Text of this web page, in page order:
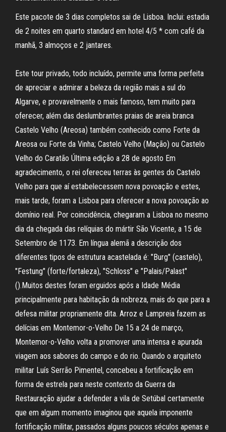
Este pacote de 3 dias completos sai de Lisboa. Inclui: estadia
de 2 noites em quarto standard em hotel 4/5 * com café da
manhã, 3 almoços e 2 jantares.
Este tour privado, todo incluído, permite uma forma perfeita
de apreciar e admirar a beleza da região mais a sul do
Algarve, e provavelmente o mais famoso, tem muito para
oferecer, além das deslumbrantes praias de areia branca
Castelo Velho (Areosa) também conhecido como Forte da
Areosa ou Forte da Vinha; Castelo Velho (Mação) ou Castelo
Velho do Caratão Última edição a 28 de agosto Em
agradecimento, o rei ofereceu terras às gentes do Castelo
Velho para que aí estabelecessem nova povoação e estes,
mais tarde, foram a Lisboa para oferecer a nova povoação ao
domínio real. Por coincidência, chegaram a Lisboa no mesmo
dia da chegada das relíquias do mártir São Vicente, a 15 de
Setembro de 1173. Em língua alemã a descrição dos
diferentes tipos de estrutura acastelada é: "Burg" (castelo),
"Festung" (forte/fortaleza), "Schloss" e "Palais/Palast"
().Muitos destes foram erguidos após a Idade Média
principalmente para habitação da nobreza, mais do que para a
defesa militar propriamente dita. Arroz e Lampreia fazem as
delícias em Montemor-o-Velho De 15 a 24 de março,
Montemor-o-Velho volta a promover uma intensa e apurada
viagem aos sabores do campo e do rio. Quando o arquiteto
militar Luís Serrão Pimentel, concebeu a fortificação em
forma de estrela para neste contexto da Guerra da
Restauração ajudar a defender a vila de Setúbal certamente
que em algum momento imaginou que aquela imponente
fortificação militar, passados alguns poucos séculos apenas e